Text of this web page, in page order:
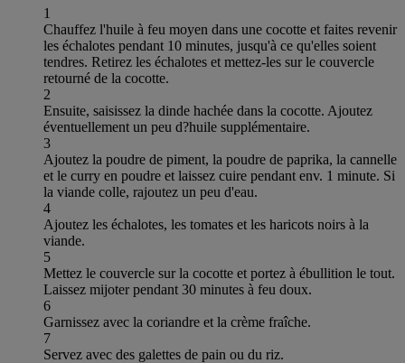
1
Chauffez l'huile à feu moyen dans une cocotte et faites revenir
les échalotes pendant 10 minutes, jusqu'à ce qu'elles soient
tendres. Retirez les échalotes et mettez-les sur le couvercle
retourné de la cocotte.
2
Ensuite, saisissez la dinde hachée dans la cocotte. Ajoutez
éventuellement un peu d?huile supplémentaire.
3
Ajoutez la poudre de piment, la poudre de paprika, la cannelle
et le curry en poudre et laissez cuire pendant env. 1 minute. Si
la viande colle, rajoutez un peu d'eau.
4
Ajoutez les échalotes, les tomates et les haricots noirs à la
viande.
5
Mettez le couvercle sur la cocotte et portez à ébullition le tout.
Laissez mijoter pendant 30 minutes à feu doux.
6
Garnissez avec la coriandre et la crème fraîche.
7
Servez avec des galettes de pain ou du riz.